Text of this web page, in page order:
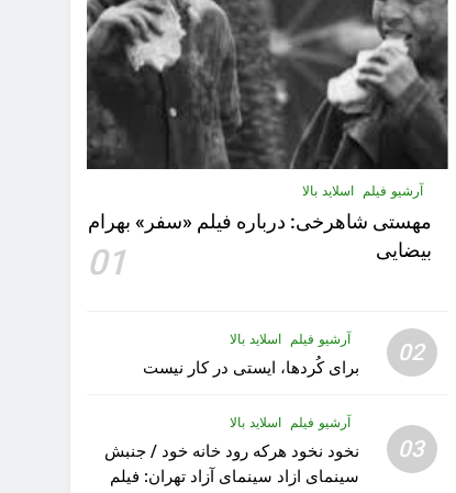
آرشیو فیلم اسلاید بالا
مهستى شاهرخى:‌ درباره فيلم «سفر» بهرام
بیضایی
01
02 آرشیو فیلم اسلاید بالا
برای کُردها، ایستی در کار نیست
03
آرشیو فیلم اسلاید بالا
نخود نخود هرکه رود خانه خود / جنبش
سینمای ازاد سینمای آزاد تهران: فیلم